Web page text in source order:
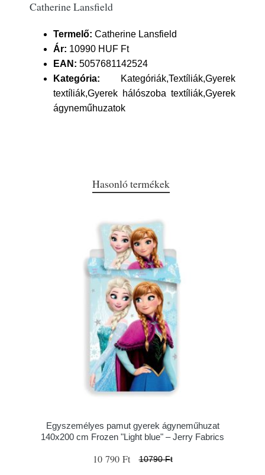
Catherine Lansfield
Termelő: Catherine Lansfield
Ár: 10990 HUF Ft
EAN: 5057681142524
Kategória: Kategóriák,Textíliák,Gyerek
textíliák,Gyerek hálószoba textíliák,Gyerek
ágyneműhuzatok
Hasonló termékek
Egyszemélyes pamut gyerek ágyneműhuzat
140x200 cm Frozen "Light blue" – Jerry Fabrics
10 790 Ft 10790 Ft